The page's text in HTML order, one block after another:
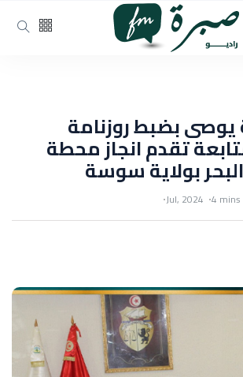
يوصى بضبط روزنامة
تقدم انجاز محطة
بولاية سوسة
4 mins